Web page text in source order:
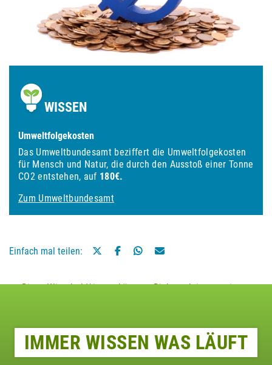
WISSEN
Umweltfolgekosten
Das Umweltbundesamt beziffert die Umweltfolgekosten
für Mensch und Natur, die durch den Ausstoß einer Tonne
CO2 entstehen, auf 180€.
Zum Umweltbundesamt
Einfach mal teilen:
Diese Klimaheld*innen könnten Dich auch interessieren
IMMER WISSEN WAS LÄUFT